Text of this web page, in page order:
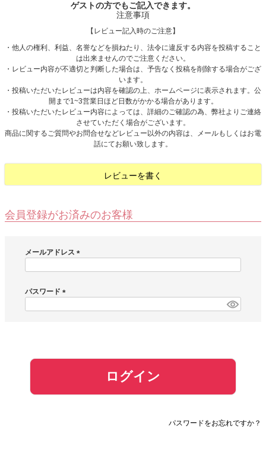
会社概要
お客様へのお知
ゲストの方でもご記入できます。
注意事項
【レビュー記入時のご注意】
・他人の権利、利益、名誉などを損ねたり、法令に違反する内容を投稿すること
は出来ませんのでご注意ください。
・レビュー内容が不適切と判断した場合は、予告なく投稿を削除する場合がござ
います。
・投稿いただいたレビューは内容を確認の上、ホームページに表示されます。公
開まで1~3営業日ほど日数がかかる場合があります。
・投稿いただいたレビュー内容によっては、詳細のご確認の為、弊社よりご連絡
させていただく場合がございます。
商品に関するご質問やお問合せなどレビュー以外の内容は、メールもしくはお電
話にてお願い致します。
レビューを書く
会員登録がお済みのお客様
メールアドレス
)
パスワード
ログイン
パスワードをお忘れですか？